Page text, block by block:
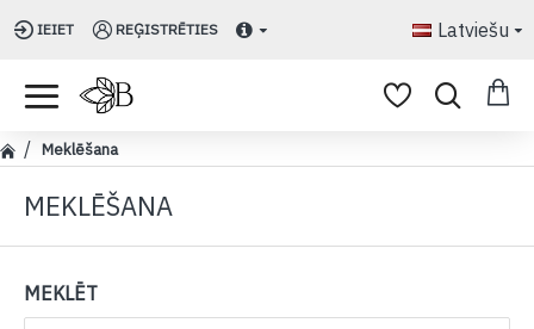
IEIET REĢISTRĒTIES Latviešu
Meklēšana
MEKLĒŠANA
MEKLĒT